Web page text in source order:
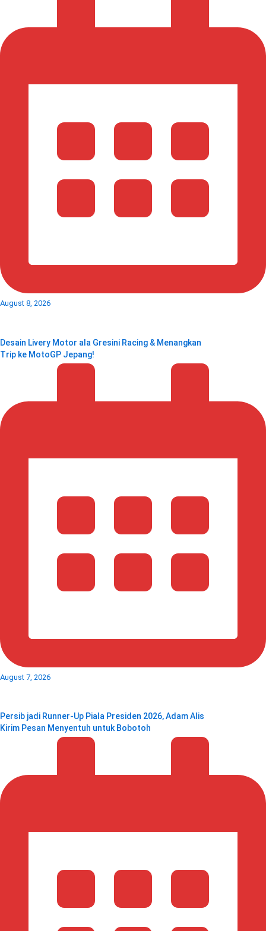
August 8, 2026
Desain Livery Motor ala Gresini Racing & Menangkan
Trip ke MotoGP Jepang!
August 7, 2026
Persib jadi Runner-Up Piala Presiden 2026, Adam Alis
Kirim Pesan Menyentuh untuk Bobotoh